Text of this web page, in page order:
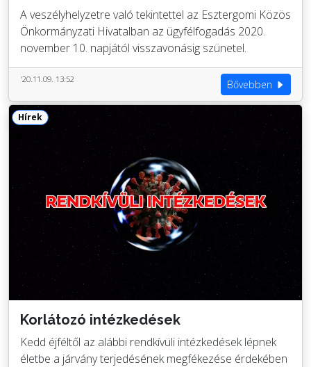
A veszélyhelyzetre való tekintettel az Esztergomi Közös
Önkormányzati Hivatalban az ügyfélfogadás 2020.
november 10. napjától visszavonásig szünetel.
'20.11.09. 13:52 Bővebben
Hírek
Korlátozó intézkedések
Kedd éjféltől az alábbi rendkívüli intézkedések lépnek
életbe a járvány terjedésének megfékezése érdekében